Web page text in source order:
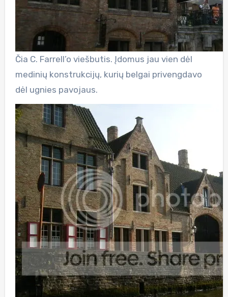
Čia C. Farrell’o viešbutis. Įdomus jau vien dėl
medinių konstrukcijų, kurių belgai privengdavo
dėl ugnies pavojaus.